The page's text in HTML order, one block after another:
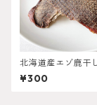
北海道産エゾ鹿
¥300